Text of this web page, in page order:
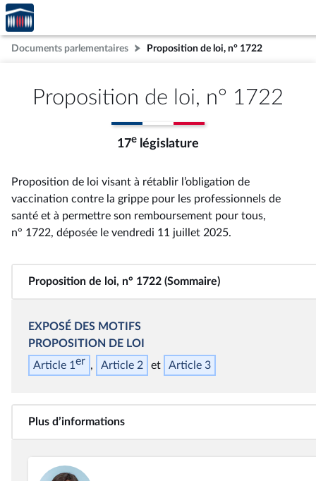
Aller au contenu
Aller en bas de la page
Accèder
à la
page
d'accueil
Documents parlementaires Proposition de loi, n° 1722
Proposition de loi, n° 1722
17e législature
Proposition de loi visant à rétablir l’obligation de
vaccination contre la grippe pour les professionnels de
santé et à permettre son remboursement pour tous,
n° 1722, déposée le vendredi 11 juillet 2025.
Proposition de loi, n° 1722 (Sommaire)
EXPOSÉ DES MOTIFS
PROPOSITION DE LOI
Article 1er Article 2 Article 3
Plus d’informations